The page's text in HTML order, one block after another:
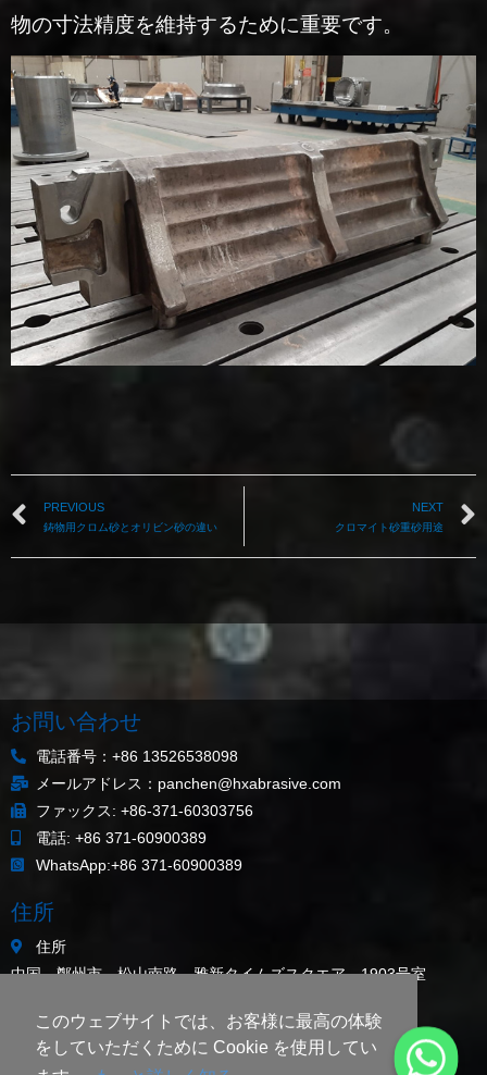
このウェブサイトでは、お客様に最高の体験
をしていただくために Cookie を使用してい
物の寸法精度を維持するために重要です。
PREVIOUS
鋳物用クロム砂とオリビン砂の違い
NEXT
クロマイト砂重砂用途
お問い合わせ
電話番号：+86 13526538098
メールアドレス：panchen@hxabrasive.com
ファックス: +86-371-60303756
電話: +86 371-60900389
WhatsApp:+86 371-60900389
住所
住所
中国、鄭州市、松山南路、雅新タイムズスクエア、1903号室
最新ニュース
ガラス瓶の着色用クロム鉄鉱粉末（200メッシュ以上）